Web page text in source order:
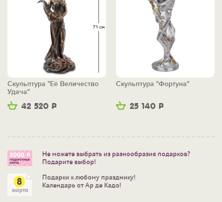
42 520 Р
Скульптура "Её Величество
Удача"
25 140 Р
Скульптура "Фортуна"
Не можете выбрать из разнообразия подарков?
Подарите выбор!
Подарки к любому празднику!
Календарь от Ар де Кадо!